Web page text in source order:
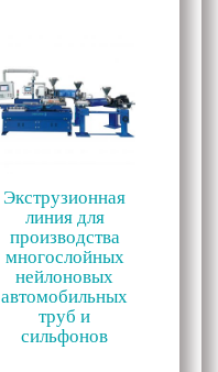
Экструзионная
линия для
производства
многослойных
нейлоновых
автомобильных
труб и
сильфонов